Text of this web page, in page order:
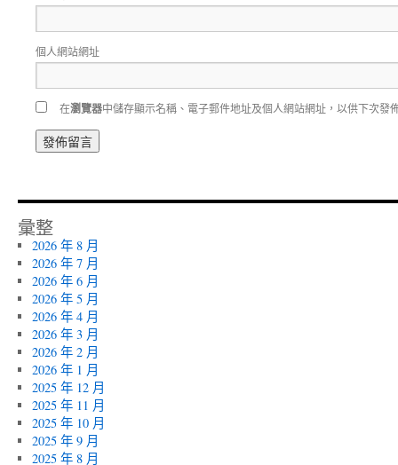
個人網站網址
在瀏覽器中儲存顯示名稱、電子郵件地址及個人網站網址，以供下次發
彙整
2026 年 8 月
2026 年 7 月
2026 年 6 月
2026 年 5 月
2026 年 4 月
2026 年 3 月
2026 年 2 月
2026 年 1 月
2025 年 12 月
2025 年 11 月
2025 年 10 月
2025 年 9 月
2025 年 8 月